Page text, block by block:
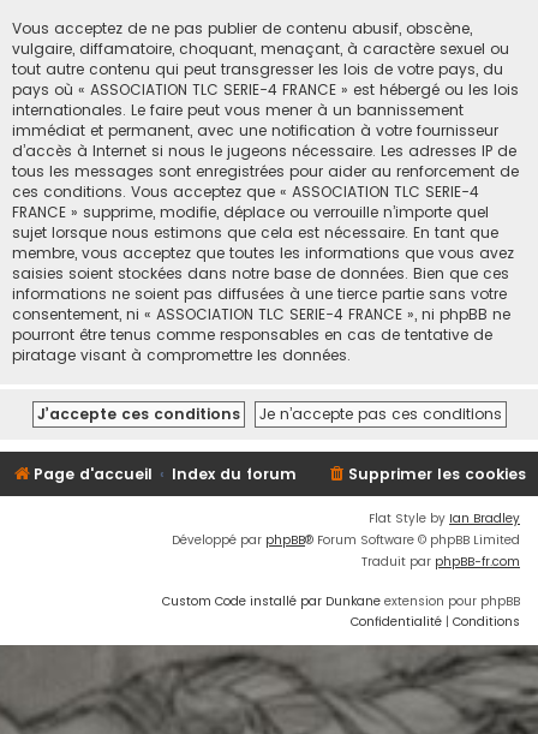
Vous acceptez de ne pas publier de contenu abusif, obscène,
vulgaire, diffamatoire, choquant, menaçant, à caractère sexuel ou
tout autre contenu qui peut transgresser les lois de votre pays, du
pays où « ASSOCIATION TLC SERIE-4 FRANCE » est hébergé ou les lois
internationales. Le faire peut vous mener à un bannissement
immédiat et permanent, avec une notification à votre fournisseur
d’accès à Internet si nous le jugeons nécessaire. Les adresses IP de
tous les messages sont enregistrées pour aider au renforcement de
ces conditions. Vous acceptez que « ASSOCIATION TLC SERIE-4
FRANCE » supprime, modifie, déplace ou verrouille n’importe quel
sujet lorsque nous estimons que cela est nécessaire. En tant que
membre, vous acceptez que toutes les informations que vous avez
saisies soient stockées dans notre base de données. Bien que ces
informations ne soient pas diffusées à une tierce partie sans votre
consentement, ni « ASSOCIATION TLC SERIE-4 FRANCE », ni phpBB ne
pourront être tenus comme responsables en cas de tentative de
piratage visant à compromettre les données.
Page d'accueil Index du forum Supprimer les cookies
Flat Style by Ian Bradley
Développé par phpBB® Forum Software © phpBB Limited
Traduit par phpBB-fr.com
Custom Code installé par Dunkane extension pour phpBB
Confidentialité | Conditions